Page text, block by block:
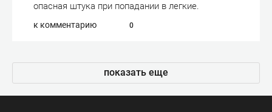
опасная штука при попадании в легкие.
к комментарию 0
показать еще